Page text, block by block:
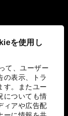
を使用し
て、ユーザー
の表示、トラ
す。またユー
についても情
ィアや広告配